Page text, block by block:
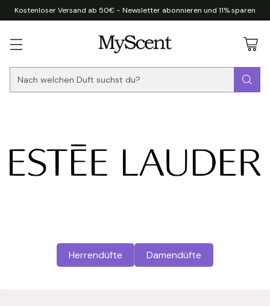
Nach welchen Duft suchst du?
Kostenloser Versand ab 50€ - Newsletter abonnieren und 11% sparen
Herrendüfte Damendüfte